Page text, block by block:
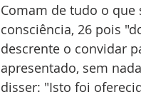
Comam de tudo o que
consciência, 26 pois
descrente o convidar
apresentado, sem
disser: "Isto foi